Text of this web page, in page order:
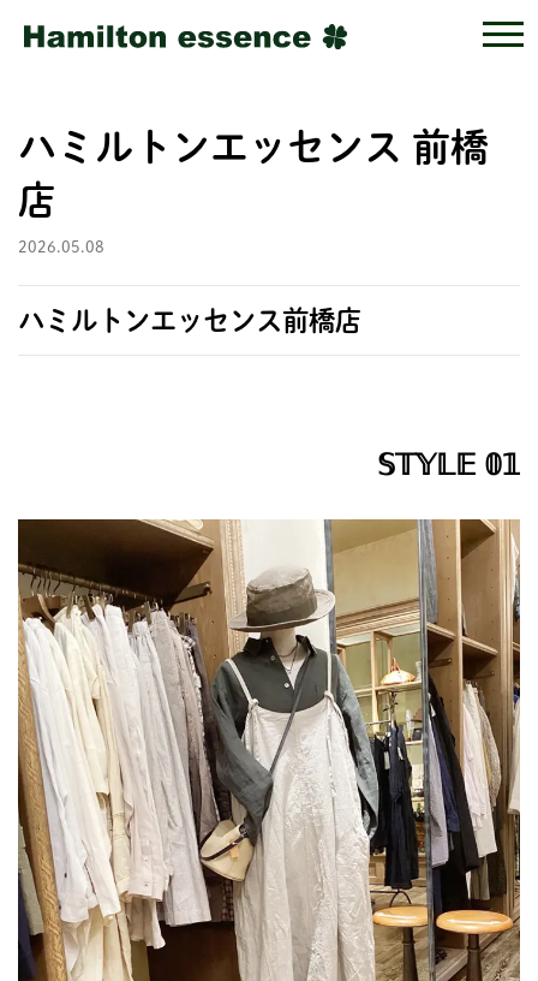
ハミルトンエッセンス 前橋
店
2026.05.08
ハミルトンエッセンス前橋店
𝕊𝕋𝕐𝕃𝔼 𝟘𝟙